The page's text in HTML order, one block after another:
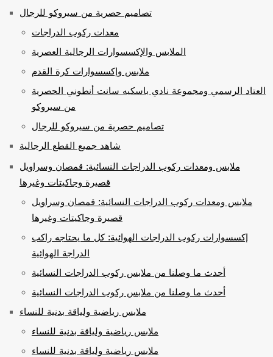
تصاميم حصرية من سيروكو للرجال
معدات ركوب الدراجات
الملابس والإكسسوارات الرجالية العصرية
ملابس وإكسسوارات كرة القدم
العتاد الرسمي ومجموعة نادي باسكيه سانت أنطوني الحصرية
من سيروكو
تصاميم حصرية من سيروكو للرجال
شاهد جميع القطع الرجالية
ملابس ومعدات ركوب الدراجات النسائية: قمصان وسراويل
قصيرة وجاكيتات وغيرها
ملابس ومعدات ركوب الدراجات النسائية: قمصان وسراويل
قصيرة وجاكيتات وغيرها
إكسسوارات ركوب الدراجات الهوائية: كل ما يحتاجه راكب
الدراجة الهوائية
أحدث ما وصلنا من ملابس ركوب الدراجات النسائية
أحدث ما وصلنا من ملابس ركوب الدراجات النسائية
ملابس رياضية ولياقة بدنية للنساء
ملابس رياضية ولياقة بدنية للنساء
ملابس رياضية ولياقة بدنية للنساء